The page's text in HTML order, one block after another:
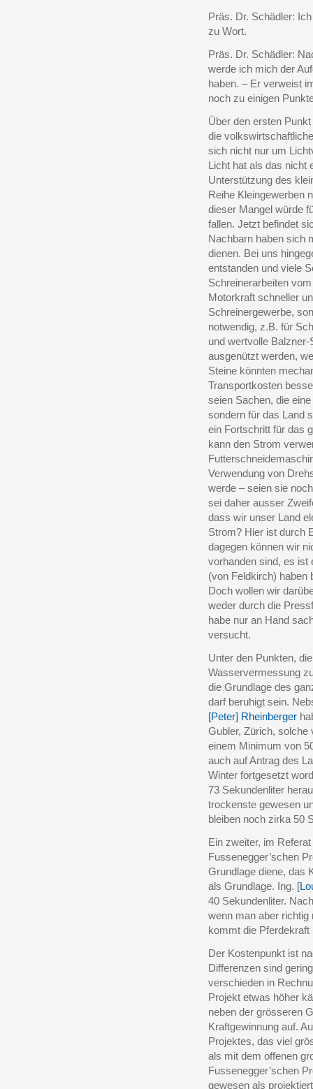
Präs. Dr. Schädler:
zu Wort.
Präs. Dr. Schädler:
werde ich mich der
haben. – Er verweist
noch zu einigen
Über den ersten
die
sich nicht nur um
Licht hat als das nicht
Unterstützung des
Reihe Kleingewerben
dieser Mangel würde
fallen. Jetzt befindet
Nachbarn haben sich
dienen. Bei uns
entstanden und viele
Schreinerarbeiten
Motorkraft schneller
Schreinergewerbe,
notwendig, z.B. für
und wertvolle
ausgenützt werden,
Steine könnten
Transportkosten
seien Sachen, die
sondern für das Land
ein Fortschritt für das
kann den Strom
Verwendung von
werde – seien sie
sei daher ausser
dass wir unser Land
Strom? Hier ist durch
dagegen können wir
vorhanden sind, es ist
(von Feldkirch) haben
Doch wollen wir
weder durch die
habe nur an Hand
versucht.
Unter den Punkten,
Wasservermessung
die Grundlage des
darf beruhigt sein.
[Peter] Rheinberger
Gubler, Zürich,
einem Minimum von
auch auf Antrag des
Winter fortgesetzt
73 Sekundenliter
trockenste gewesen
bleiben noch zirka 50
Ein zweiter, im
Fussenegger’schen
Grundlage diene, das
als Grundlage. Ing. [
40 Sekundenliter.
wenn man aber richtig
kommt die Pferdekraft
Der Kostenpunkt ist
Differenzen sind
verschieden in
Projekt etwas höher
neben der grösseren
Kraftgewinnung auf.
Projektes, das viel
als mit dem offenen
Fussenegger’schen
gewesen als